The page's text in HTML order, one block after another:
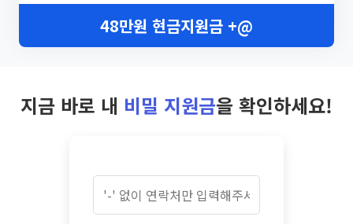
48만원 현금지원금 +@
지금 바로 내 비밀 지원금을 확인하세요!